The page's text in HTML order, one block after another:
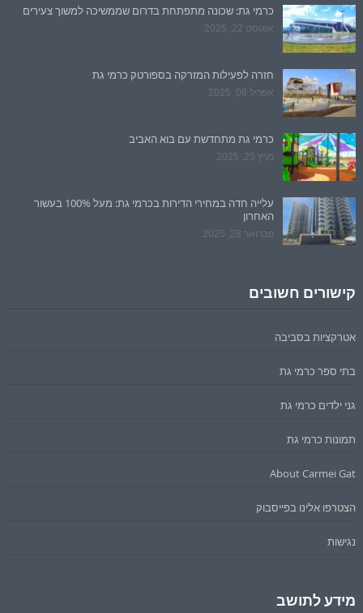
כרמי גת: שכונה מתפתחת בדרום שממשיכה למשוך צעירים
אוגוסט 22, 2025
חזרה לפעילות המזרקה בספורטק כרמי גת
אפריל 08, 2025
כרמי גת מתחדשת עם בוא האביב
מרץ 25, 2025
עלייה חדה במחירי הדירות בכרמי גת: מעל 100% בעשור
האחרון
פברואר 28, 2025
קישורים חשובים
אטרקציות בסביבה
בתי ספר כרמי גת
גני ילדים כרמי גת
תמונות כרמי גת
About Carmei Gat
הצטרפו אלינו בפייסבוק
נגישות
מידע לתושב